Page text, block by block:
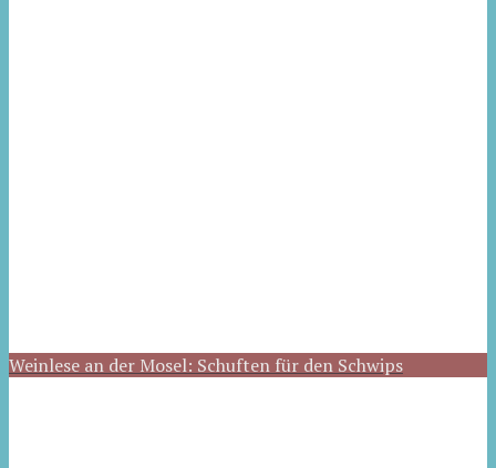
Weinlese an der Mosel: Schuften für den Schwips